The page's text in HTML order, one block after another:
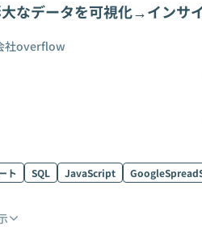
なデータを可視化→インサ
社overflow
ト SQL JavaScript